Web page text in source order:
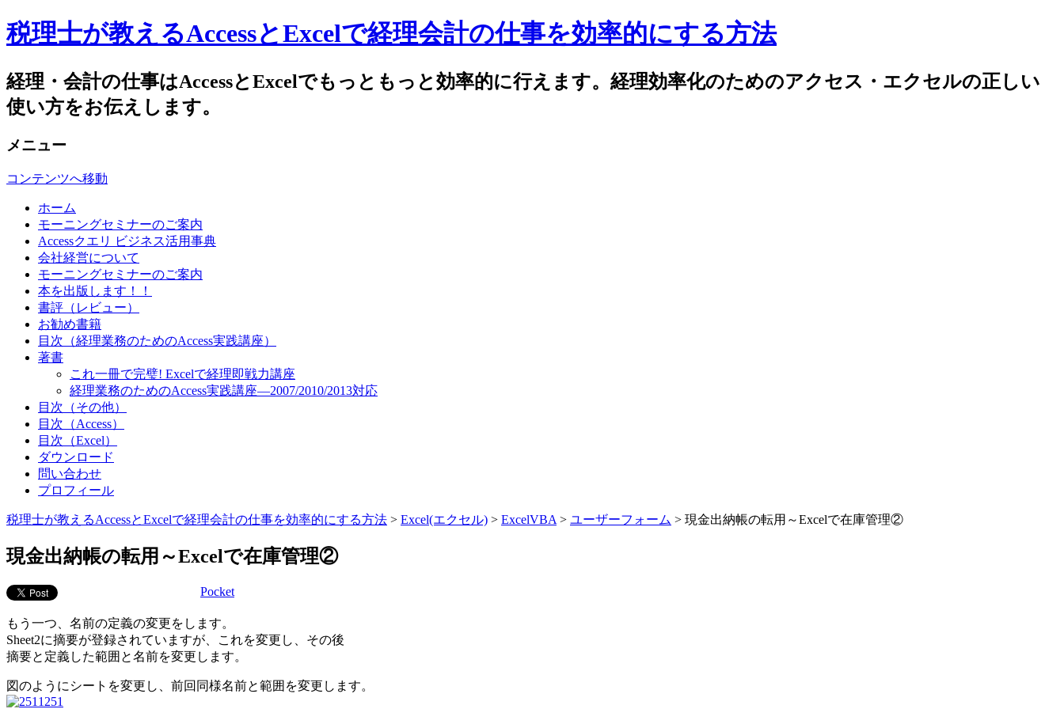
税理士が教えるAccessとExcelで経理会計の仕事を効率的にする方法
経理・会計の仕事はAccessとExcelでもっともっと効率的に行えます。経理効率化のためのアクセス・エクセルの正しい
使い方をお伝えします。
メニュー
コンテンツへ移動
ホーム
モーニングセミナーのご案内
Accessクエリ ビジネス活用事典
会社経営について
モーニングセミナーのご案内
本を出版します！！
書評（レビュー）
お勧め書籍
目次（経理業務のためのAccess実践講座）
著書
これ一冊で完璧! Excelで経理即戦力講座
経理業務のためのAccess実践講座―2007/2010/2013対応
目次（その他）
目次（Access）
目次（Excel）
ダウンロード
問い合わせ
プロフィール
税理士が教えるAccessとExcelで経理会計の仕事を効率的にする方法 > Excel(エクセル) > ExcelVBA > ユーザーフォーム > 現金出納帳の転用～Excelで在庫管理②
現金出納帳の転用～Excelで在庫管理②
Pocket
もう一つ、名前の定義の変更をします。
Sheet2に摘要が登録されていますが、これを変更し、その後
摘要と定義した範囲と名前を変更します。
図のようにシートを変更し、前回同様名前と範囲を変更します。